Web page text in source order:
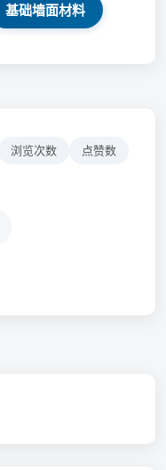
基础墙面材料
浏览次数 点赞数